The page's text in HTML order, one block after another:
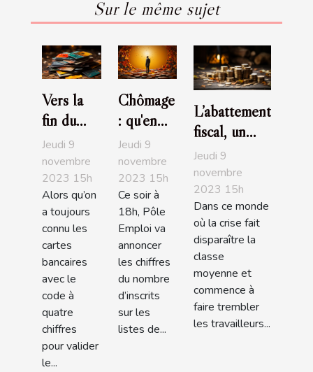
Sur le même sujet
Vers la
fin du
code
pour les
carte
bancaire
?
Jeudi 9
novembre
2023 15h
Alors qu’on
a toujours
connu les
cartes
bancaires
avec le
code à
quatre
chiffres
pour valider
le...
Chômage
: qu'en
est-il
entre les
deux
tours?
Jeudi 9
novembre
2023 15h
Ce soir à
18h, Pôle
Emploi va
annoncer
les chiffres
du nombre
d’inscrits
sur les
listes de...
L’abattement
fiscal, un
bon moyen
de
redescendre
dans les
barèmes
Jeudi 9
novembre
2023 15h
Dans ce monde
où la crise fait
disparaître la
classe
moyenne et
commence à
faire trembler
les travailleurs...